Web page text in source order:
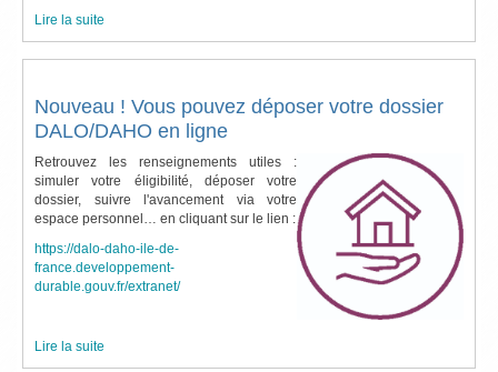
Lire la suite
Nouveau ! Vous pouvez déposer votre dossier
DALO/DAHO en ligne
Retrouvez les renseignements utiles :
simuler votre éligibilité, déposer votre
dossier, suivre l'avancement via votre
espace personnel… en cliquant sur le lien :
https://dalo-daho-ile-de-
france.developpement-
durable.gouv.fr/extranet/
Lire la suite